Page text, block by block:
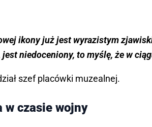
ikony już jest wyrazistym
jest niedoceniony, to myślę, że w
szef placówki muzealnej.
w czasie wojny